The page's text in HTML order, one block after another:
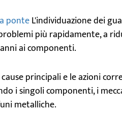
ponteL'individuazione dei
più rapidamente, a
ai componenti.
principali e le azioni
i singoli componenti, i
metalliche.